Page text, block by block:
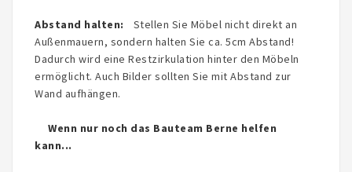
Abstand halten: Stellen Sie Möbel nicht direkt an
Außenmauern, sondern halten Sie ca. 5cm Abstand!
Dadurch wird eine Restzirkulation hinter den Möbeln
ermöglicht. Auch Bilder sollten Sie mit Abstand zur
Wand aufhängen.
Wenn nur noch das Bauteam Berne helfen
kann...